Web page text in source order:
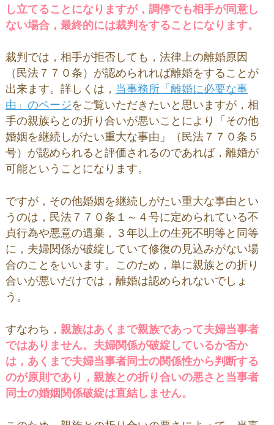
し立てることになりますが，調停でも相手が同意し
ない場合，最終的には裁判をすることになります。
裁判では，相手が拒否しても，法律上の離婚原因
（民法７７０条）が認められれば離婚をすることが
出来ます。詳しくは， 当事務所「離婚に必要な事
由」のページをご覧いただきたいと思いますが，相
手の親族らとの折り合いが悪いことにより「その他
婚姻を継続しがたい重大な事由」（民法７７０条５
号）が認められると評価されるのであれば，離婚が
可能ということになります。
ですが，その他婚姻を継続しがたい重大な事由とい
うのは，民法７７０条１～４号に定められている不
貞行為や悪意の遺棄，３年以上の生死不明等と同等
に，夫婦関係が破綻していて修復の見込みがない場
合のことをいいます。このため，単に親族との折り
合いが悪いだけでは，離婚は認められないでしょ
う。
すなわち， 親族はあくまで親族であって夫婦当事者
ではありません。夫婦関係が破綻しているか否か
は，あくまで夫婦当事者同士の関係性から判断する
のが原則であり，親族との折り合いの悪さと当事者
同士の婚姻関係破綻は直結しません。